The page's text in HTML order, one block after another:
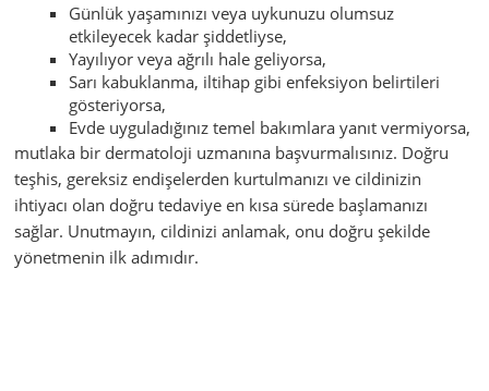
Günlük yaşamınızı veya uykunuzu olumsuz
etkileyecek kadar şiddetliyse,
Yayılıyor veya ağrılı hale geliyorsa,
Sarı kabuklanma, iltihap gibi enfeksiyon belirtileri
gösteriyorsa,
Evde uyguladığınız temel bakımlara yanıt vermiyorsa,
mutlaka bir dermatoloji uzmanına başvurmalısınız. Doğru
teşhis, gereksiz endişelerden kurtulmanızı ve cildinizin
ihtiyacı olan doğru tedaviye en kısa sürede başlamanızı
sağlar. Unutmayın, cildinizi anlamak, onu doğru şekilde
yönetmenin ilk adımıdır.